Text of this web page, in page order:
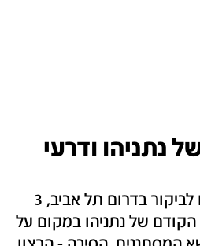
נתניהו ודרעי
רה"מ ושר הפנים הגיעו לביקור בדרום תל אביב, 3
הקודם של נתניהו במקום על